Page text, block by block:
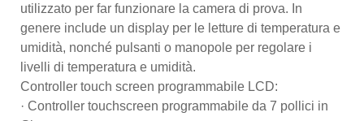
utilizzato per far funzionare la camera di prova. In
genere include un display per le letture di temperatura e
umidità, nonché pulsanti o manopole per regolare i
livelli di temperatura e umidità.
Controller touch screen programmabile LCD:
· Controller touchscreen programmabile da 7 pollici in